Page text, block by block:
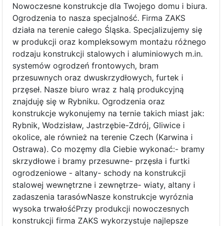
Nowoczesne konstrukcje dla Twojego domu i biura.
Ogrodzenia to nasza specjalność. Firma ZAKS
działa na terenie całego Śląska. Specjalizujemy się
w produkcji oraz kompleksowym montażu różnego
rodzaju konstrukcji stalowych i aluminiowych m.in.
systemów ogrodzeń frontowych, bram
przesuwnych oraz dwuskrzydłowych, furtek i
przęseł. Nasze biuro wraz z halą produkcyjną
znajduję się w Rybniku. Ogrodzenia oraz
konstrukcje wykonujemy na ternie takich miast jak:
Rybnik, Wodzisław, Jastrzębie-Zdrój, Gliwice i
okolice, ale również na terenie Czech (Karwina i
Ostrawa). Co mozęmy dla Ciebie wykonać:- bramy
skrzydłowe i bramy przesuwne- przęsła i furtki
ogrodzeniowe - altany- schody na konstrukcji
stalowej wewnętrzne i zewnętrze- wiaty, altany i
zadaszenia tarasówNasze konstrukcje wyróznia
wysoka trwałośćPrzy produkcji nowoczesnych
konstrukcji firma ZAKS wykorzystuje najlepsze